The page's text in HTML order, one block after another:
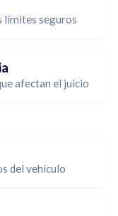
límites seguros
afectan el juicio
del vehículo